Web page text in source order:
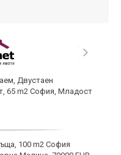
Двустаен
65 m2 София, Младост
100 m2 София